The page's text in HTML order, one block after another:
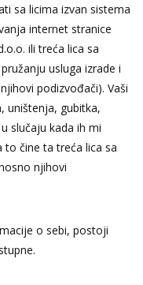
sa licima izvan sistema
internet stranice
ili treća lica sa
usluga izrade i
podizvođači). Vaši
uništenja, gubitka,
slučaju kada ih mi
čine ta treća lica sa
njihovi
o sebi, postoji